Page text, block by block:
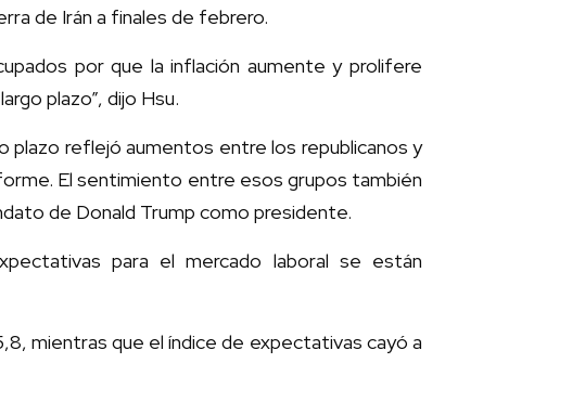
de Irán a finales de febrero.
por que la inflación aumente y prolifere
plazo”, dijo Hsu.
plazo reflejó aumentos entre los republicanos y
El sentimiento entre esos grupos también
de Donald Trump como presidente.
para el mercado laboral se están
mientras que el índice de expectativas cayó a